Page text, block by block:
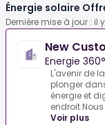
Énergie solaire
Dernière mise à jour : il
New
Energie
L'avenir de
plonger
énergie et
Voir plus